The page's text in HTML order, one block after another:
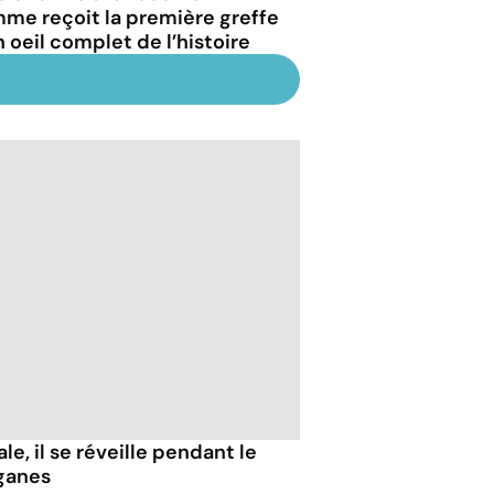
reçoit la première greffe
oeil complet de l’histoire
il se réveille pendant le